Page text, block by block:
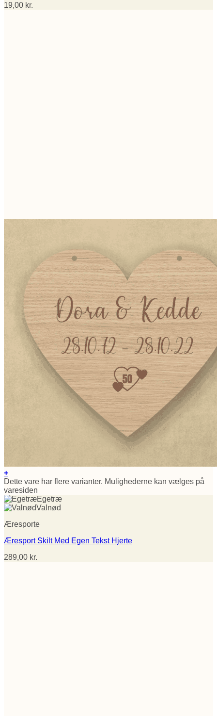
19,00 kr.
+
Dette vare har flere varianter. Mulighederne kan vælges på
varesiden
Egetræ
Valnød
Æresporte
Æresport Skilt Med Egen Tekst Hjerte
289,00 kr.